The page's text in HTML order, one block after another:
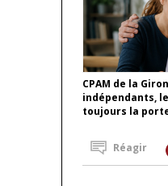
CPAM de la
indépendants,
toujours la
Réagir